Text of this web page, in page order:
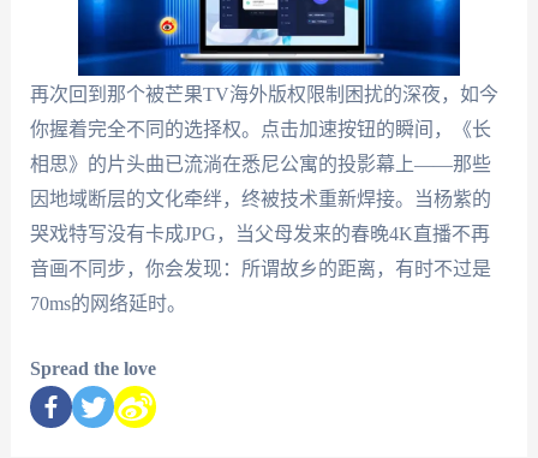
再次回到那个被芒果TV海外版权限制困扰的深夜，如今
你握着完全不同的选择权。点击加速按钮的瞬间，《长
相思》的片头曲已流淌在悉尼公寓的投影幕上——那些
因地域断层的文化牵绊，终被技术重新焊接。当杨紫的
哭戏特写没有卡成JPG，当父母发来的春晚4K直播不再
音画不同步，你会发现：所谓故乡的距离，有时不过是
70ms的网络延时。
Spread the love